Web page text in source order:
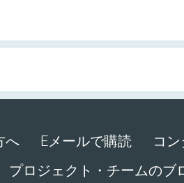
へ Eメールで購読 コ
プロジェクト・チームのブ